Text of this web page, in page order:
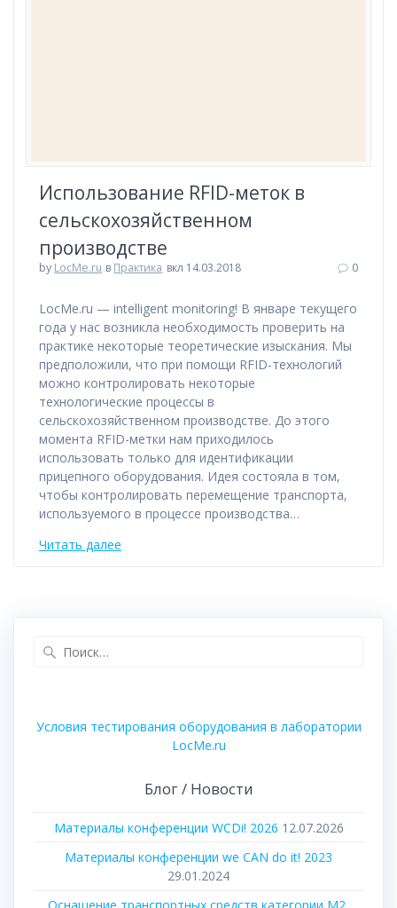
Использование RFID-меток в
сельскохозяйственном
производстве
by LocMe.ru в Практика вкл 14.03.2018 0
LocMe.ru — intelligent monitoring! В январе текущего
года у нас возникла необходимость проверить на
практике некоторые теоретические изыскания. Мы
предположили, что при помощи RFID-технологий
можно контролировать некоторые
технологические процессы в
сельскохозяйственном производстве. До этого
момента RFID-метки нам приходилось
использовать только для идентификации
прицепного оборудования. Идея состояла в том,
чтобы контролировать перемещение транспорта,
используемого в процессе производства…
Читать далее
Условия тестирования оборудования в лаборатории
LocMe.ru
Блог / Новости
Материалы конференции WCDi! 2026 12.07.2026
Материалы конференции we CAN do it! 2023
29.01.2024